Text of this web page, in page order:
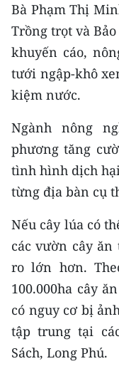
TIN ĐỊA PHƯƠNG
Trung du và
Đồng bằng sông
Duyên hải Nam
Nguyên
Đông Nam Bộ
Đồng bằng sông
Chuyên trang Hà
Chuyên trang
CHUYÊN ĐỀ
CÁC CHUYÊN TRANG
Bà Phạm Thị
Trồng trọt và
khuyến cáo,
tưới ngập-khô
kiệm nước.
Ngành nông
phương tăng
tình hình dịch
từng địa bàn cụ
Nếu cây lúa có
các vườn cây
ro lớn hơn.
100.000ha cây
có nguy cơ bị
tập trung tại
Sách, Long Phú.